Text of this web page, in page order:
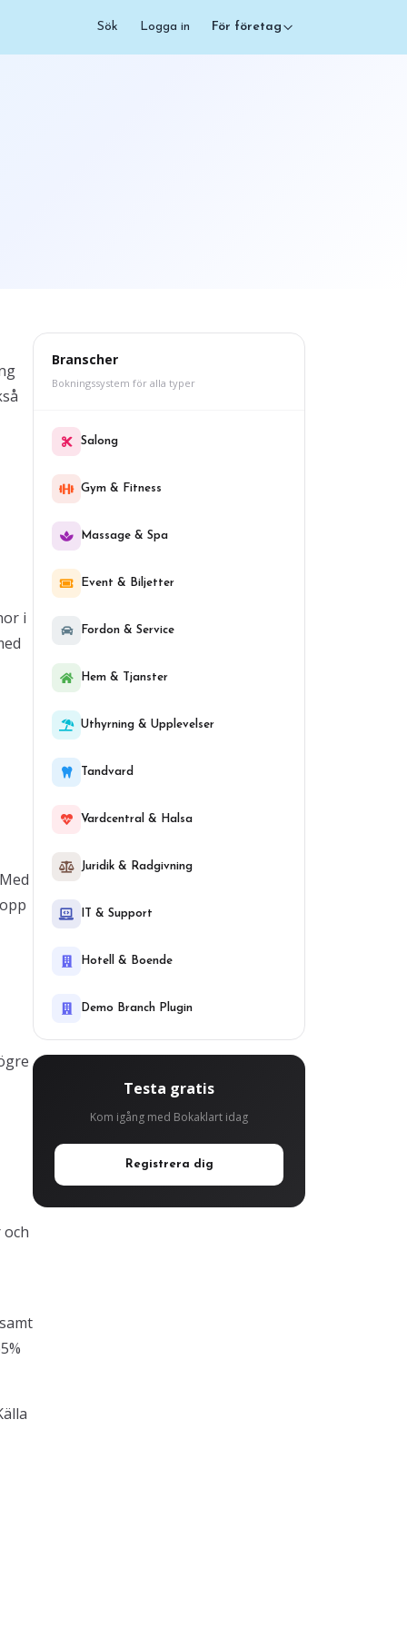
Sök Logga in För företag
i
Branscher
Bokningssystem för alla typer
Salong
Gym & Fitness
Massage & Spa
Event & Biljetter
Fordon & Service
Hem & Tjanster
Uthyrning & Upplevelser
Tandvard
Vardcentral & Halsa
Juridik & Radgivning
IT & Support
Hotell & Boende
Demo Branch Plugin
Testa gratis
Kom igång med Bokaklart idag
Registrera dig